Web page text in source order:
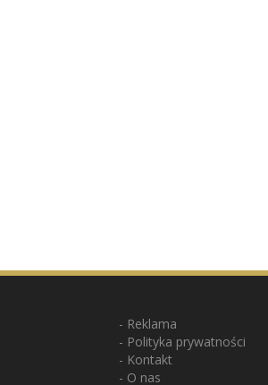
Reklama
Polityka prywatności
Kontakt
O nas